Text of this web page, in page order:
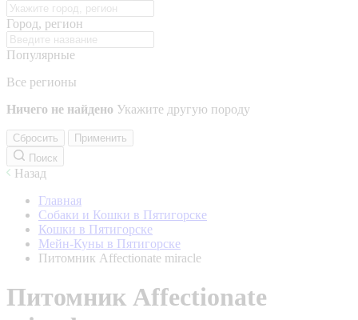
Город, регион
Популярные
Все регионы
Ничего не найдено Укажите другую породу
Сбросить
Применить
Поиск
Назад
Главная
Собаки и Кошки в Пятигорске
Кошки в Пятигорске
Мейн-Куны в Пятигорске
Питомник Affectionate miracle
Питомник Affectionate